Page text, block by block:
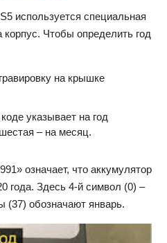
используется специальная
корпус. Чтобы определить год
на крышке
указывает на год
– на месяц.
означает, что аккумулятор
года. Здесь 4-й символ (0) –
(37) обозначают январь.